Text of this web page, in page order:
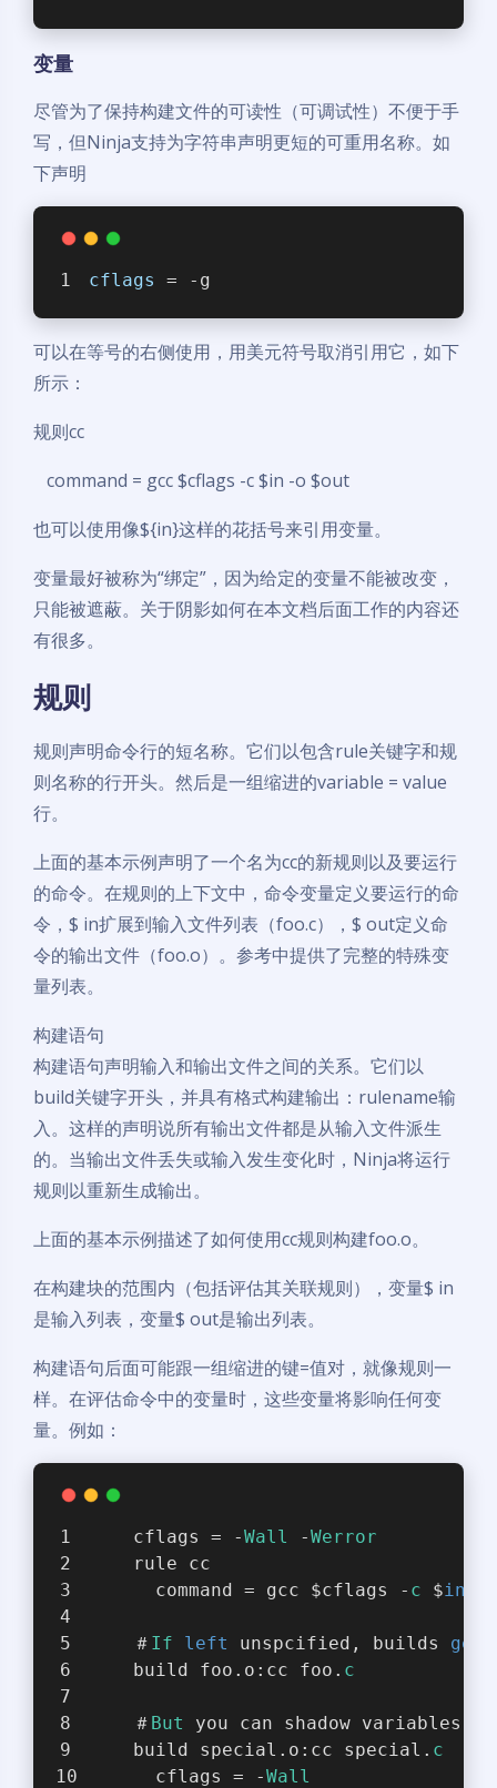
变量
尽管为了保持构建文件的可读性（可调试性）不便于手
写，但Ninja支持为字符串声明更短的可重用名称。如
下声明
cflags = -g
可以在等号的右侧使用，用美元符号取消引用它，如下
所示：
规则cc
command = gcc $cflags -c $in -o $out
也可以使用像${in}这样的花括号来引用变量。
变量最好被称为“绑定”，因为给定的变量不能被改变，
只能被遮蔽。关于阴影如何在本文档后面工作的内容还
有很多。
规则
规则声明命令行的短名称。它们以包含rule关键字和规
则名称的行开头。然后是一组缩进的variable = value
行。
上面的基本示例声明了一个名为cc的新规则以及要运行
的命令。在规则的上下文中，命令变量定义要运行的命
令，$ in扩展到输入文件列表（foo.c），$ out定义命
令的输出文件（foo.o）。参考中提供了完整的特殊变
量列表。
构建语句
构建语句声明输入和输出文件之间的关系。它们以
build关键字开头，并具有格式构建输出：rulename输
入。这样的声明说所有输出文件都是从输入文件派生
的。当输出文件丢失或输入发生变化时，Ninja将运行
规则以重新生成输出。
上面的基本示例描述了如何使用cc规则构建foo.o。
在构建块的范围内（包括评估其关联规则），变量$ in
是输入列表，变量$ out是输出列表。
构建语句后面可能跟一组缩进的键=值对，就像规则一
样。在评估命令中的变量时，这些变量将影响任何变
量。例如：
    cflags = -
Wall -Werror
    rule cc
      command = gcc $cflags -
c $in
    ＃
If left unspcified, builds get
    build foo.o:cc foo.
c
    ＃
But
you can shadow variables
    build special.o:cc special.
c
      cflags = -
Wall